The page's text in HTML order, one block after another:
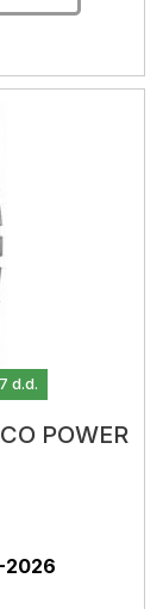
d.d.
POWER
2026